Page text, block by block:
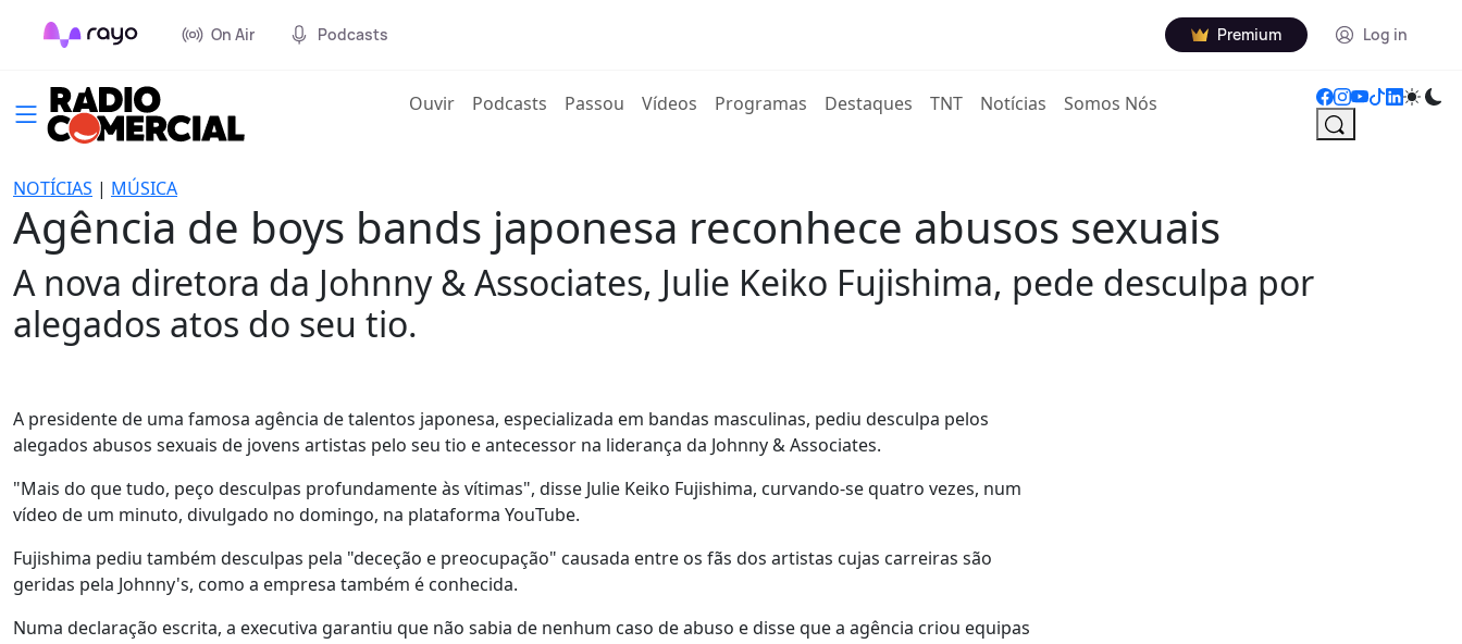
On Air Podcasts Premium Log in
Ouvir(current)
Podcasts Passou Vídeos Programas Destaques TNT Notícias Somos Nós
NOTÍCIAS | MÚSICA
Agência de boys bands japonesa reconhece abusos sexuais
A nova diretora da Johnny & Associates, Julie Keiko Fujishima, pede desculpa por
alegados atos do seu tio.
A presidente de uma famosa agência de talentos japonesa, especializada em bandas masculinas, pediu desculpa pelos
alegados abusos sexuais de jovens artistas pelo seu tio e antecessor na liderança da Johnny & Associates.
"Mais do que tudo, peço desculpas profundamente às vítimas", disse Julie Keiko Fujishima, curvando-se quatro vezes, num
vídeo de um minuto, divulgado no domingo, na plataforma YouTube.
Fujishima pediu também desculpas pela "deceção e preocupação" causada entre os fãs dos artistas cujas carreiras são
geridas pela Johnny's, como a empresa também é conhecida.
Numa declaração escrita, a executiva garantiu que não sabia de nenhum caso de abuso e disse que a agência criou equipas